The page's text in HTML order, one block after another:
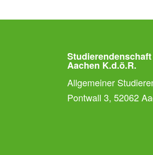
Studierendenschaft
Aachen K.d.ö.R.
Allgemeiner
Pontwall 3, 52062